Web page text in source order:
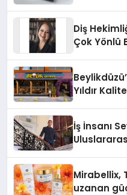
Diş
Çok Yönlü
Yıldır
İş İnsanı
Mirabellix,
uzanan